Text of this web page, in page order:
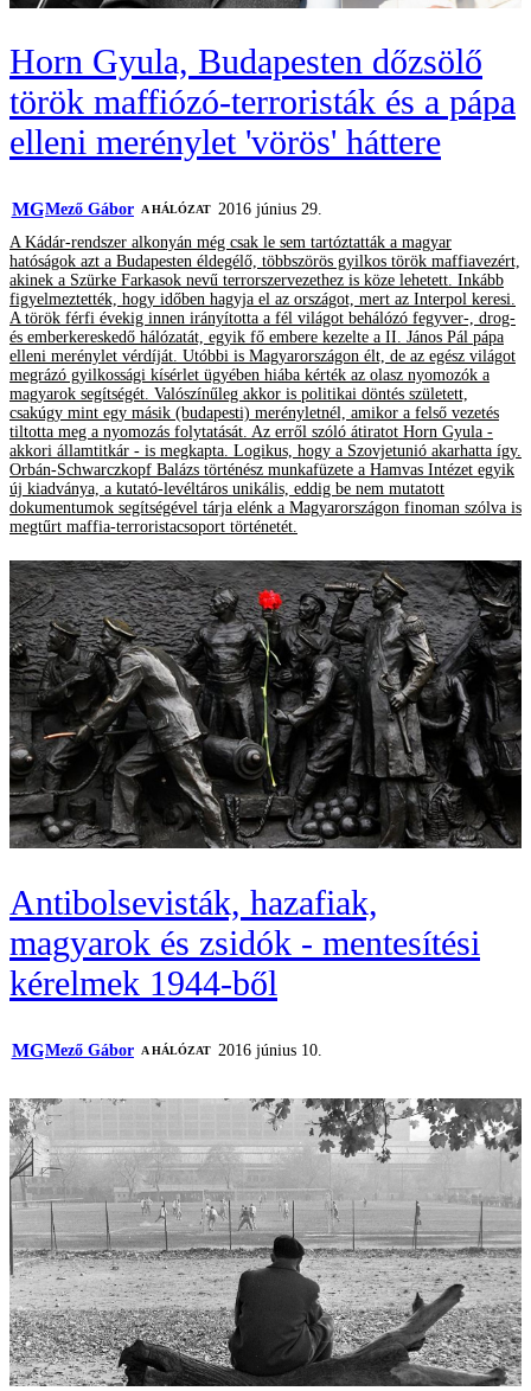
Horn Gyula, Budapesten dőzsölő
török maffiózó-terroristák és a pápa
elleni merénylet 'vörös' háttere
MGMező Gábor A HÁLÓZAT 2016 június 29.
A Kádár-rendszer alkonyán még csak le sem tartóztatták a magyar
hatóságok azt a Budapesten éldegélő, többszörös gyilkos török maffiavezért,
akinek a Szürke Farkasok nevű terrorszervezethez is köze lehetett. Inkább
figyelmeztették, hogy időben hagyja el az országot, mert az Interpol keresi.
A török férfi évekig innen irányította a fél világot behálózó fegyver-, drog-
és emberkereskedő hálózatát, egyik fő embere kezelte a II. János Pál pápa
elleni merénylet vérdíját. Utóbbi is Magyarországon élt, de az egész világot
megrázó gyilkossági kísérlet ügyében hiába kérték az olasz nyomozók a
magyarok segítségét. Valószínűleg akkor is politikai döntés született,
csakúgy mint egy másik (budapesti) merényletnél, amikor a felső vezetés
tiltotta meg a nyomozás folytatását. Az erről szóló átiratot Horn Gyula -
akkori államtitkár - is megkapta. Logikus, hogy a Szovjetunió akarhatta így.
Orbán-Schwarczkopf Balázs történész munkafüzete a Hamvas Intézet egyik
új kiadványa, a kutató-levéltáros unikális, eddig be nem mutatott
dokumentumok segítségével tárja elénk a Magyarországon finoman szólva is
megtűrt maffia-terroristacsoport történetét.
Antibolsevisták, hazafiak,
magyarok és zsidók - mentesítési
kérelmek 1944-ből
MGMező Gábor A HÁLÓZAT 2016 június 10.